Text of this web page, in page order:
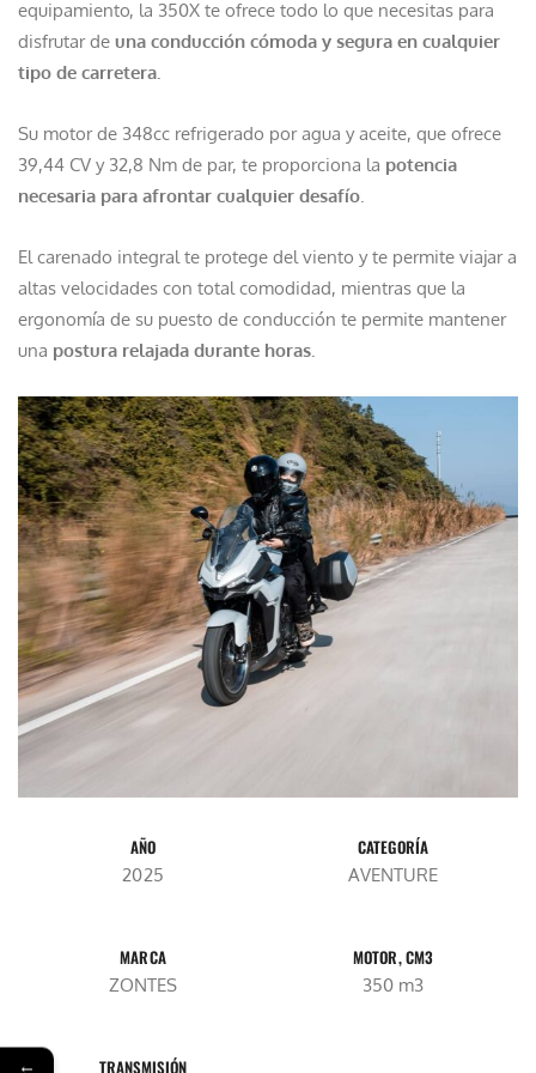
equipamiento, la 350X te ofrece todo lo que necesitas para
disfrutar de una conducción cómoda y segura en cualquier
tipo de carretera.
Su motor de 348cc refrigerado por agua y aceite, que ofrece
39,44 CV y 32,8 Nm de par, te proporciona la potencia
necesaria para afrontar cualquier desafío
El carenado integral te protege del viento y te permite viajar a
altas velocidades con total comodidad, mientras que la
ergonomía de su puesto de conducción te permite mantener
una postura relajada durante horas.
AÑO
2025
CATEGORÍA
AVENTURE
MARCA
ZONTES
MOTOR, CM3
350 m3
TRANSMISIÓN
←